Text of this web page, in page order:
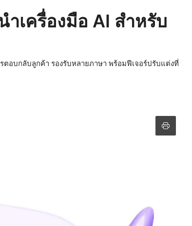
เครื่องมือ AI สำหรับ
อบกลับลูกค้า รองรับหลายภาษา พร้อมฟีเจอร์ปรับแต่งที่